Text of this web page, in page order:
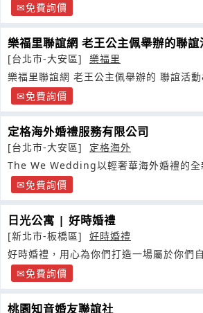
免費詢價
樂福里聯誼網 老王公主佩舉辦
[台北市-大安區]
樂福里
樂福里聯誼網 老王公主佩舉辦的 聯誼
免費詢價
定格海外婚禮服務有限公司
[台北市-大安區]
定格海外
The We Wedding以輕奢華海外婚禮的全
品質需求新人打造專屬婚禮
免費詢價
日光公寓 | 好時婚禮
[新北市-板橋區]
好時婚禮
好時婚禮，用心為你們打造一場屬於你們
福，就是好時
免費詢價
桃園知音婚友聯誼社